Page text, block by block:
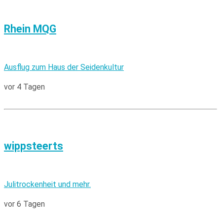
Rhein MQG
Ausflug zum Haus der Seidenkultur
vor 4 Tagen
wippsteerts
Julitrockenheit und mehr.
vor 6 Tagen